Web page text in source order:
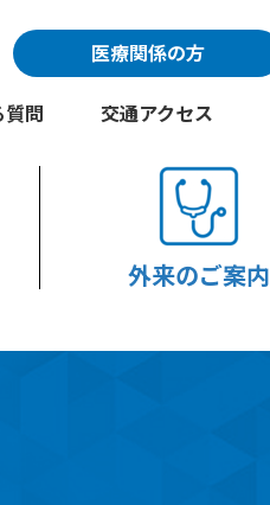
外来のご案内
質問 交通アクセス
医療関係の方